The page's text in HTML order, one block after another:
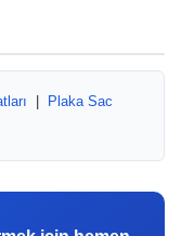
Plaka Sac